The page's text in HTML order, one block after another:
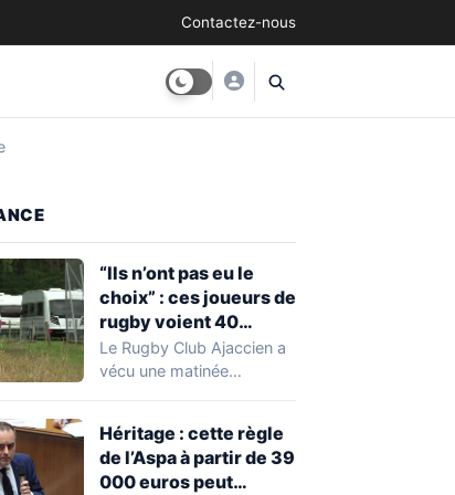
Contactez-nous
“Ils n’ont pas eu le
choix” : ces joueurs de
rugby voient 40
caravanes de gens du
voyage s’installer
heure
Le Rugby Club Ajaccien a
vécu une matinée
découverte d'une…
Héritage : cette règle
de l’Aspa à partir de 39
000 euros peut